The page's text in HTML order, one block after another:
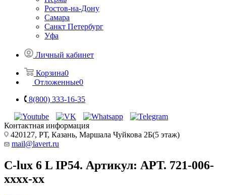
Ростов-на-Дону
Самара
Санкт Петербург
Уфа
Личный кабинет
Корзина0
Отложенные0
8(800) 333-16-35
Контактная информация
420127, РТ, Казань, Маршала Чуйкова 2Б(5 этаж)
mail@lavert.ru
С-lux 6 L IP54. Артикул: АРТ. 721-006-
хххх-хх